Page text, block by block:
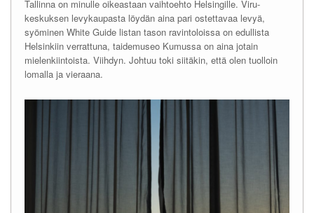
Tallinna on minulle oikeastaan vaihtoehto Helsingille. Viru-
keskuksen levykaupasta löydän aina pari ostettavaa levyä,
syöminen White Guide listan tason ravintoloissa on edullista
Helsinkiin verrattuna, taidemuseo Kumussa on aina jotain
mielenkiintoista. Viihdyn. Johtuu toki siitäkin, että olen tuolloin
lomalla ja vieraana.